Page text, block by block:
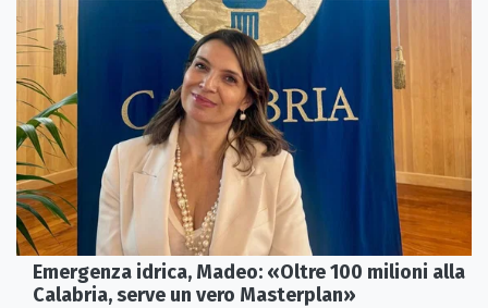
Emergenza idrica, Madeo: «Oltre 100 milioni alla
Calabria, serve un vero Masterplan»